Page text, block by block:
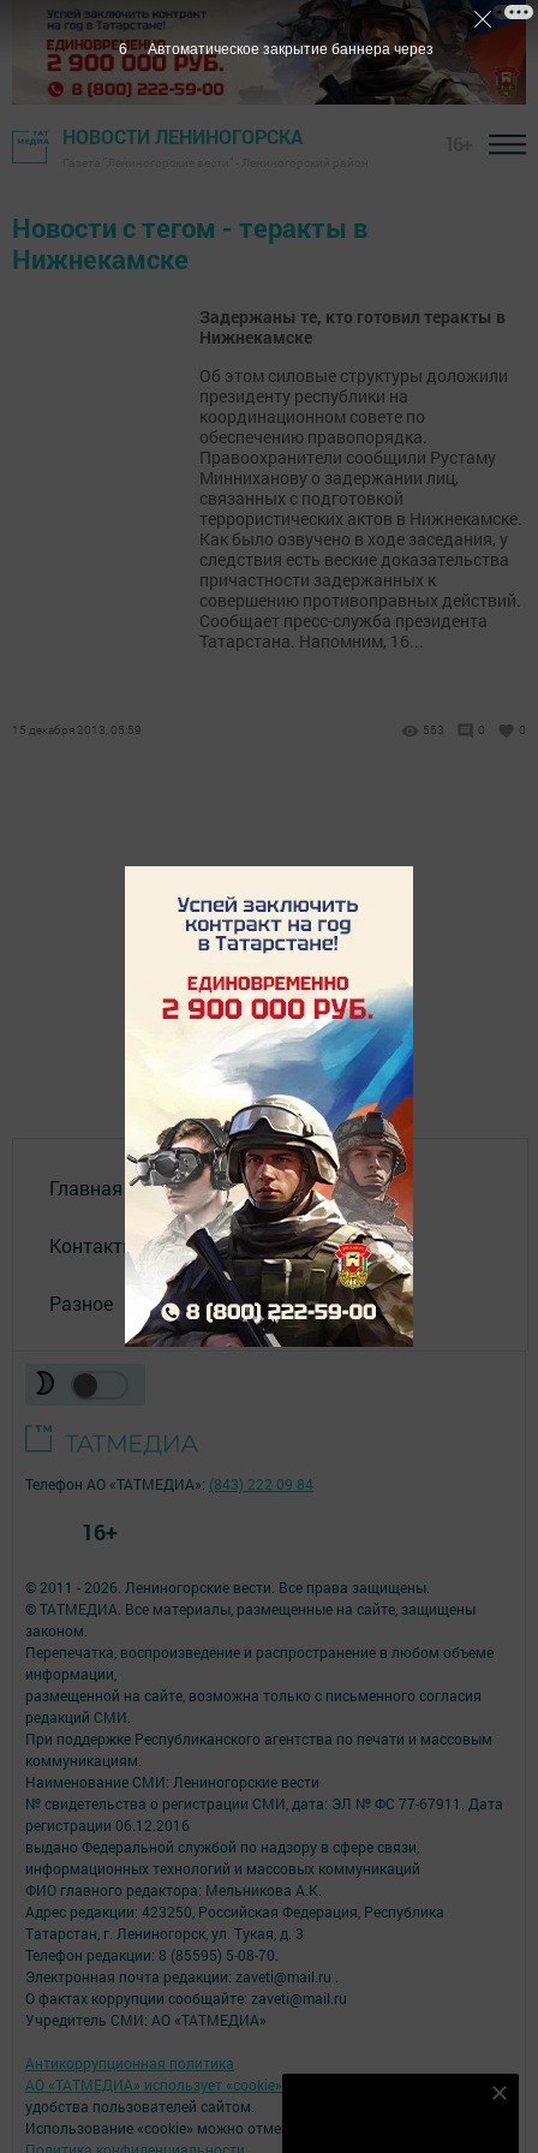
НОВОСТИ ЛЕНИНОГОРСКА
Новости с тегом - теракты в
Нижнекамске
Задержаны те, кто готовил теракты в
Нижнекамске
Об этом силовые структуры доложили
президенту республики на
координационном совете по
обеспечению правопорядка.
Правоохранители сообщили Рустаму
Минниханову о задержании лиц,
связанных с подготовкой
террористических актов в Нижнекамске.
Как было озвучено в ходе заседания, у
следствия есть веские доказательства
причастности задержанных к
совершению противоправных действий.
Сообщает пресс-служба президента
Татарстана. Напомним, 16...
15 декабря 2013, 05:59 553 0 0
Главная
Контакты
Разное
© 2011 - 2026. Лениногорские вести. Все права защищены.
© ТАТМЕДИА. Все материалы, размещенные на сайте, защищены
законом.
Перепечатка, воспроизведение и распространение в любом объеме
информации,
размещенной на сайте, возможна только с письменного согласия
редакций СМИ.
При поддержке Республиканского агентства по печати и массовым
коммуникациям.
Наименование СМИ: Лениногорские вести
№ свидетельства о регистрации СМИ, дата: ЭЛ № ФС 77-67911. Дата
регистрации 06.12.2016
выдано Федеральной службой по надзору в сфере связи,
информационных технологий и массовых коммуникаций
ФИО главного редактора: Мельникова А.К.
Адрес редакции: 423250, Российская Федерация, Республика
Татарстан, г. Лениногорск, ул. Тукая, д. 3
Телефон редакции: 8 (85595) 5-08-70.
Электронная почта редакции: zaveti@mail.ru .
О фактах коррупции сообщайте: zaveti@mail.ru
Учредитель СМИ: АО «ТАТМЕДИА»
Антикоррупционная политика
АО «ТАТМЕДИА» использует «cookie» для персонализации сервисов и
удобства пользователей сайтом.
Использование «cookie» можно отменить в настройках браузера.
Политика конфиденциальности
Телефон АО «ТАТМЕДИА»: (843) 222 09 84
16+
6 Автоматическое закрытие баннера через